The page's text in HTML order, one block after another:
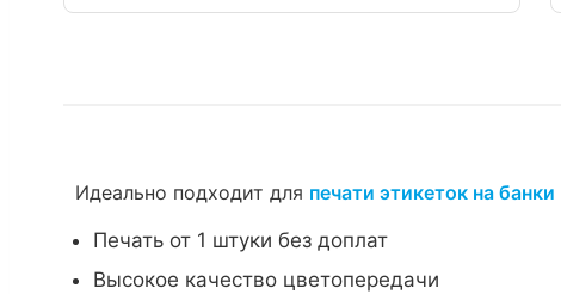
Идеально подходит для печати этикеток на банки
Печать от 1 штуки без доплат
Высокое качество цветопередачи